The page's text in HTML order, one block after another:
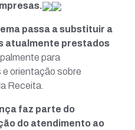
passa a substituir a
atualmente prestados
para
orientação sobre
Receita.
faz parte do
do atendimento ao